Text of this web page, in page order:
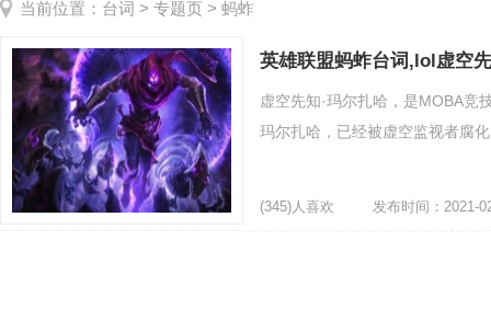
当前位置： 台词 > 专题页 > 蚂蚱
英雄联盟蚂蚱台词,lol虚空
虚空先知·玛尔扎哈，是MOBA竞
玛尔扎哈，已经被虚空监视者腐
(345)人喜欢 发布时间：2021-